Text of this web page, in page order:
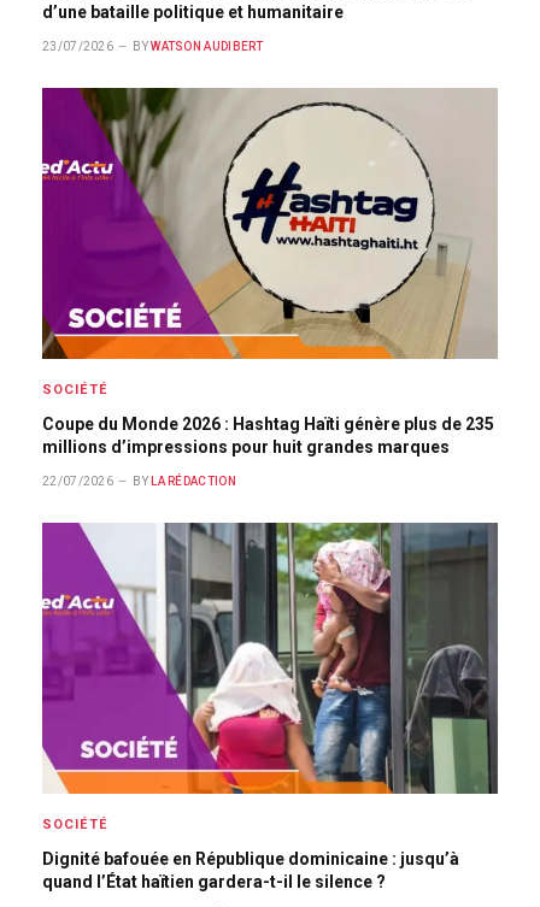
d’une bataille politique et humanitaire
23/07/2026 BY WATSON AUDIBERT
SOCIÉTÉ
Coupe du Monde 2026 : Hashtag Haïti génère plus de 235
millions d’impressions pour huit grandes marques
22/07/2026 BY LA RÉDACTION
SOCIÉTÉ
Dignité bafouée en République dominicaine : jusqu’à
quand l’État haïtien gardera-t-il le silence ?